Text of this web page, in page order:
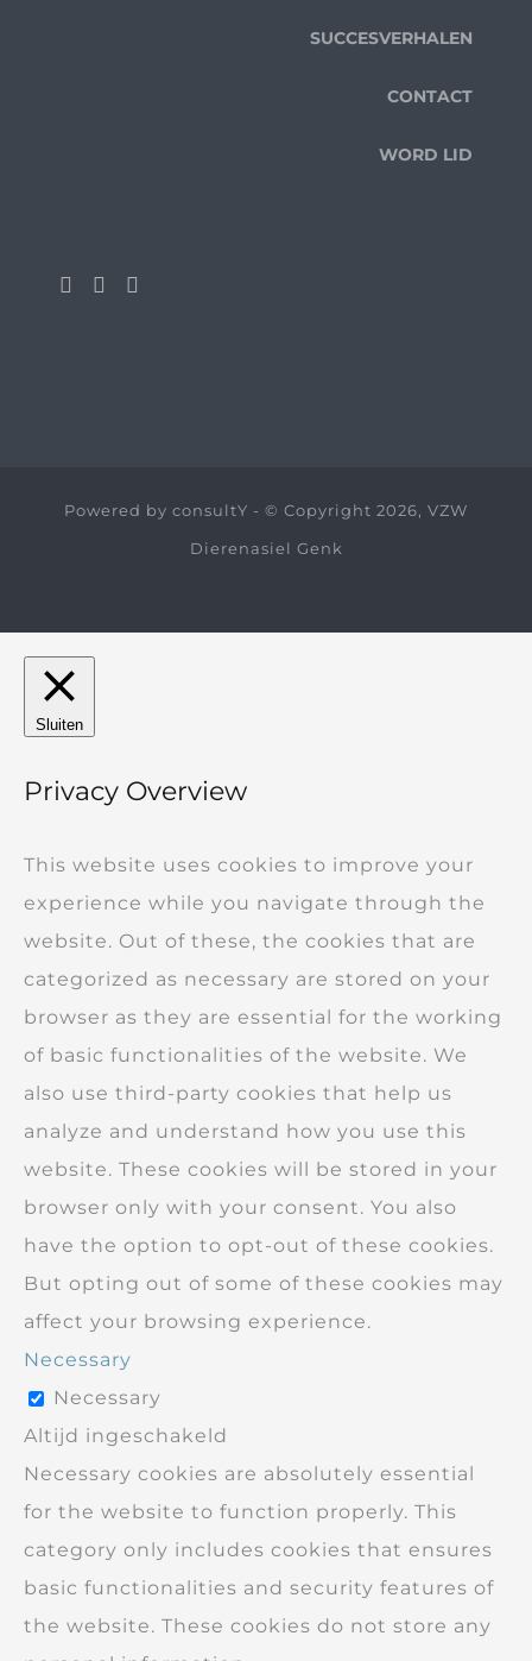
SUCCESVERHALEN
CONTACT
WORD LID
Powered by consultY - © Copyright 2026, VZW
Dierenasiel Genk
Sluiten
Privacy Overview
This website uses cookies to improve your
experience while you navigate through the
website. Out of these, the cookies that are
categorized as necessary are stored on your
browser as they are essential for the working
of basic functionalities of the website. We
also use third-party cookies that help us
analyze and understand how you use this
website. These cookies will be stored in your
browser only with your consent. You also
have the option to opt-out of these cookies.
But opting out of some of these cookies may
affect your browsing experience.
Necessary
Necessary
Altijd ingeschakeld
Necessary cookies are absolutely essential
for the website to function properly. This
category only includes cookies that ensures
basic functionalities and security features of
the website. These cookies do not store any